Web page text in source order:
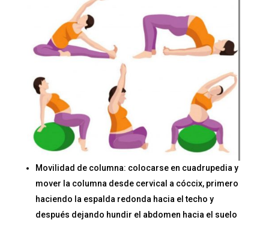
Movilidad de columna: colocarse en cuadrupedia y
mover la columna desde cervical a cóccix, primero
haciendo la espalda redonda hacia el techo y
después dejando hundir el abdomen hacia el suelo